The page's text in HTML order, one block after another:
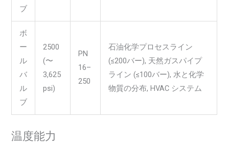
ブ
ボ
ー
ル
バ
ル
ブ
2500
(〜
3,625
psi)
PN
16–
250
石油化学プロセスライン
(≤200バー), 天然ガスパイプ
ライン (≤100バー), 水と化学
物質の分布, HVAC システム
温度能力